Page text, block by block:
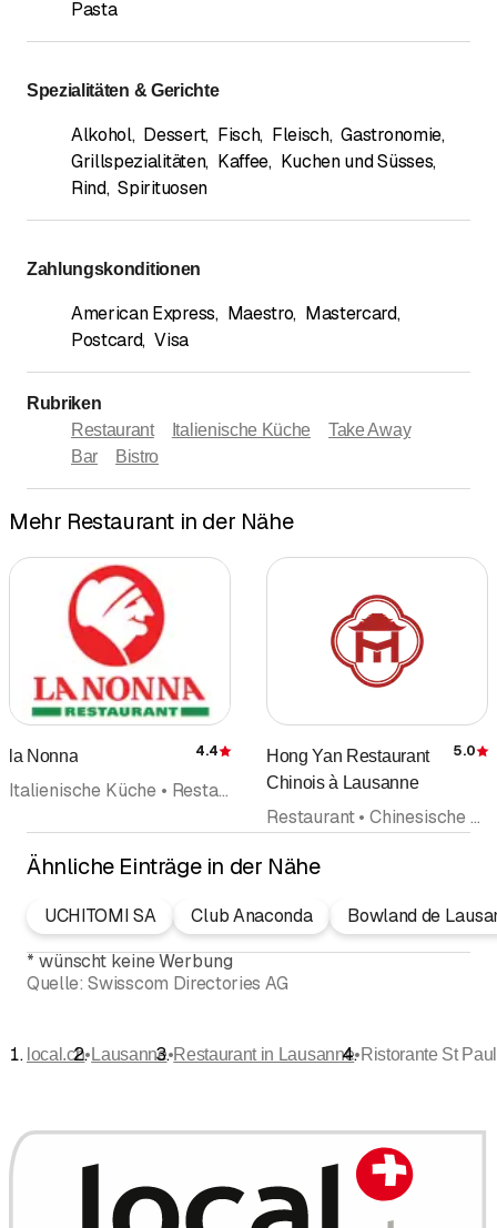
Pasta
Spezialitäten & Gerichte
Alkohol, Dessert, Fisch, Fleisch, Gastronomie,
Grillspezialitäten, Kaffee, Kuchen und Süsses,
Rind, Spirituosen
Zahlungskonditionen
American Express, Maestro, Mastercard,
Postcard, Visa
Rubriken
Restaurant
Italienische Küche
Take Away
Bar
Bistro
Mehr Restaurant in der Nähe
la Nonna Bewertung
4.4
Italienische Küche • Restaurant • Traiteur • Pizzeria • Pizza Take Away • Hotel • Veranstaltungen
Hong Yan Restaurant
Chinois à Lausanne
5.0
Restaurant • Chinesische Küche • Take Away • Hauslieferdienst • Asiatische Lebensmittel • Bar • Café
Ähnliche Einträge in der Nähe
UCHITOMI SA Club Anaconda
Bowland de
* wünscht keine Werbung
Quelle: Swisscom Directories AG
local.ch• Lausanne•Restaurant in Lausanne•Ristorante St Paul